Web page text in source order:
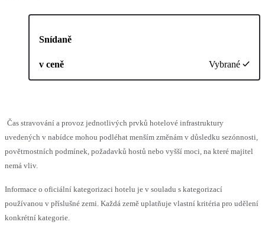
Snídaně
v ceně Vybrané
Čas stravování a provoz jednotlivých prvků hotelové infrastruktury
uvedených v nabídce mohou podléhat menším změnám v důsledku sezónnosti,
povětrnostních podmínek, požadavků hostů nebo vyšší moci, na které majitel
nemá vliv.
Informace o oficiální kategorizaci hotelu je v souladu s kategorizací
používanou v příslušné zemi. Každá země uplatňuje vlastní kritéria pro udělení
konkrétní kategorie.